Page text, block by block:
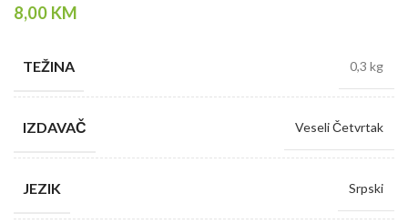
8,00 KM
TEŽINA 0,3 kg
IZDAVAČ Veseli Četvrtak
JEZIK Srpski